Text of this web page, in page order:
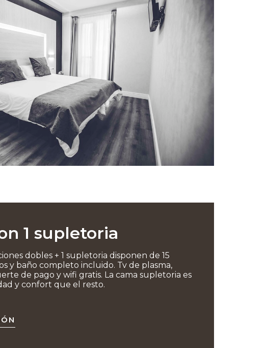
1 supletoria
dobles + 1 supletoria disponen de 15
y baño completo incluido. Tv de plasma,
de pago y wifi gratis. La cama supletoria es
y confort que el resto.